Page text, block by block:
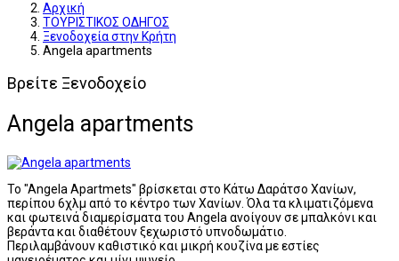
Αρχική
ΤΟΥΡΙΣΤΙΚΟΣ ΟΔΗΓΟΣ
Ξενοδοχεία στην Κρήτη
Angela apartments
Βρείτε Ξενοδοχείο
Angela apartments
To "Angela Apartmets" βρίσκεται στο Κάτω Δαράτσο Χανίων,
περίπου 6χλμ από το κέντρο των Χανίων. Όλα τα κλιματιζόμενα
και φωτεινά διαμερίσματα του Angela ανοίγουν σε μπαλκόνι και
βεράντα και διαθέτουν ξεχωριστό υπνοδωμάτιο.
Περιλαμβάνουν καθιστικό και μικρή κουζίνα με εστίες